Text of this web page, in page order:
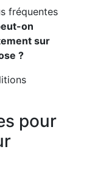
fréquentes
on
sur
?
pour